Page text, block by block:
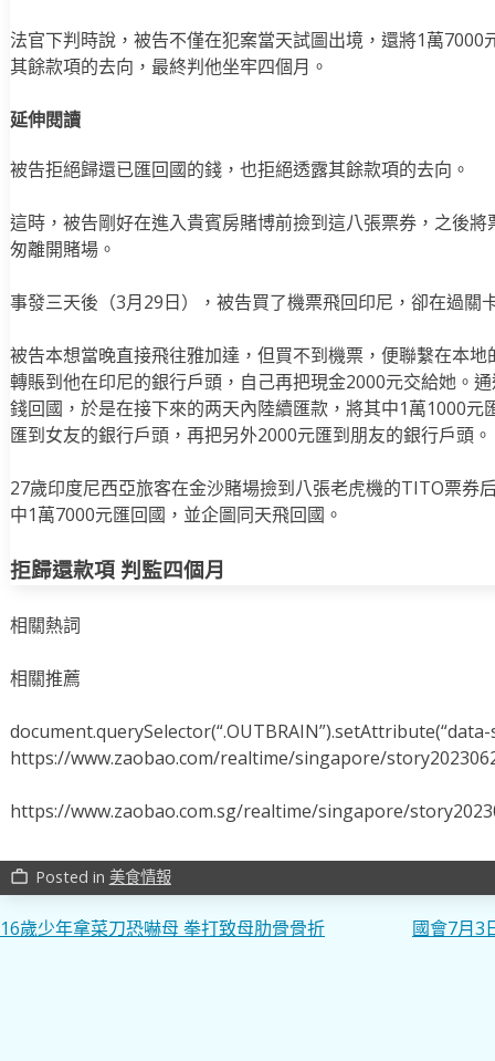
法官下判時說，被告不僅在犯案當天試圖出境，還將1萬7000
其餘款項的去向，最終判他坐牢四個月。
延伸閱讀
被告拒絕歸還已匯回國的錢，也拒絕透露其餘款項的去向。
這時，被告剛好在進入貴賓房賭博前撿到這八張票券，之後
匆離開賭場。
事發三天後（3月29日），被告買了機票飛回印尼，卻在過關
被告本想當晚直接飛往雅加達，但買不到機票，便聯繫在本
轉賬到他在印尼的銀行戶頭，自己再把現金2000元交給她。
錢回國，於是在接下來的两天內陸續匯款，將其中1萬1000元
匯到女友的銀行戶頭，再把另外2000元匯到朋友的銀行戶頭。
27歲印度尼西亞旅客在金沙賭場撿到八張老虎機的TITO票券
中1萬7000元匯回國，並企圖同天飛回國。
拒歸還款項 判監四個月
相關熱詞
相關推薦
document.querySelector(“.OUTBRAIN”).setAttribute(“data-
https://www.zaobao.com/realtime/singapore/
https://www.zaobao.com.sg/realtime/singapore/
work_outline Posted in 美食情報
文
16歲少年拿菜刀恐嚇母 拳打致母肋骨骨折 國會7月3